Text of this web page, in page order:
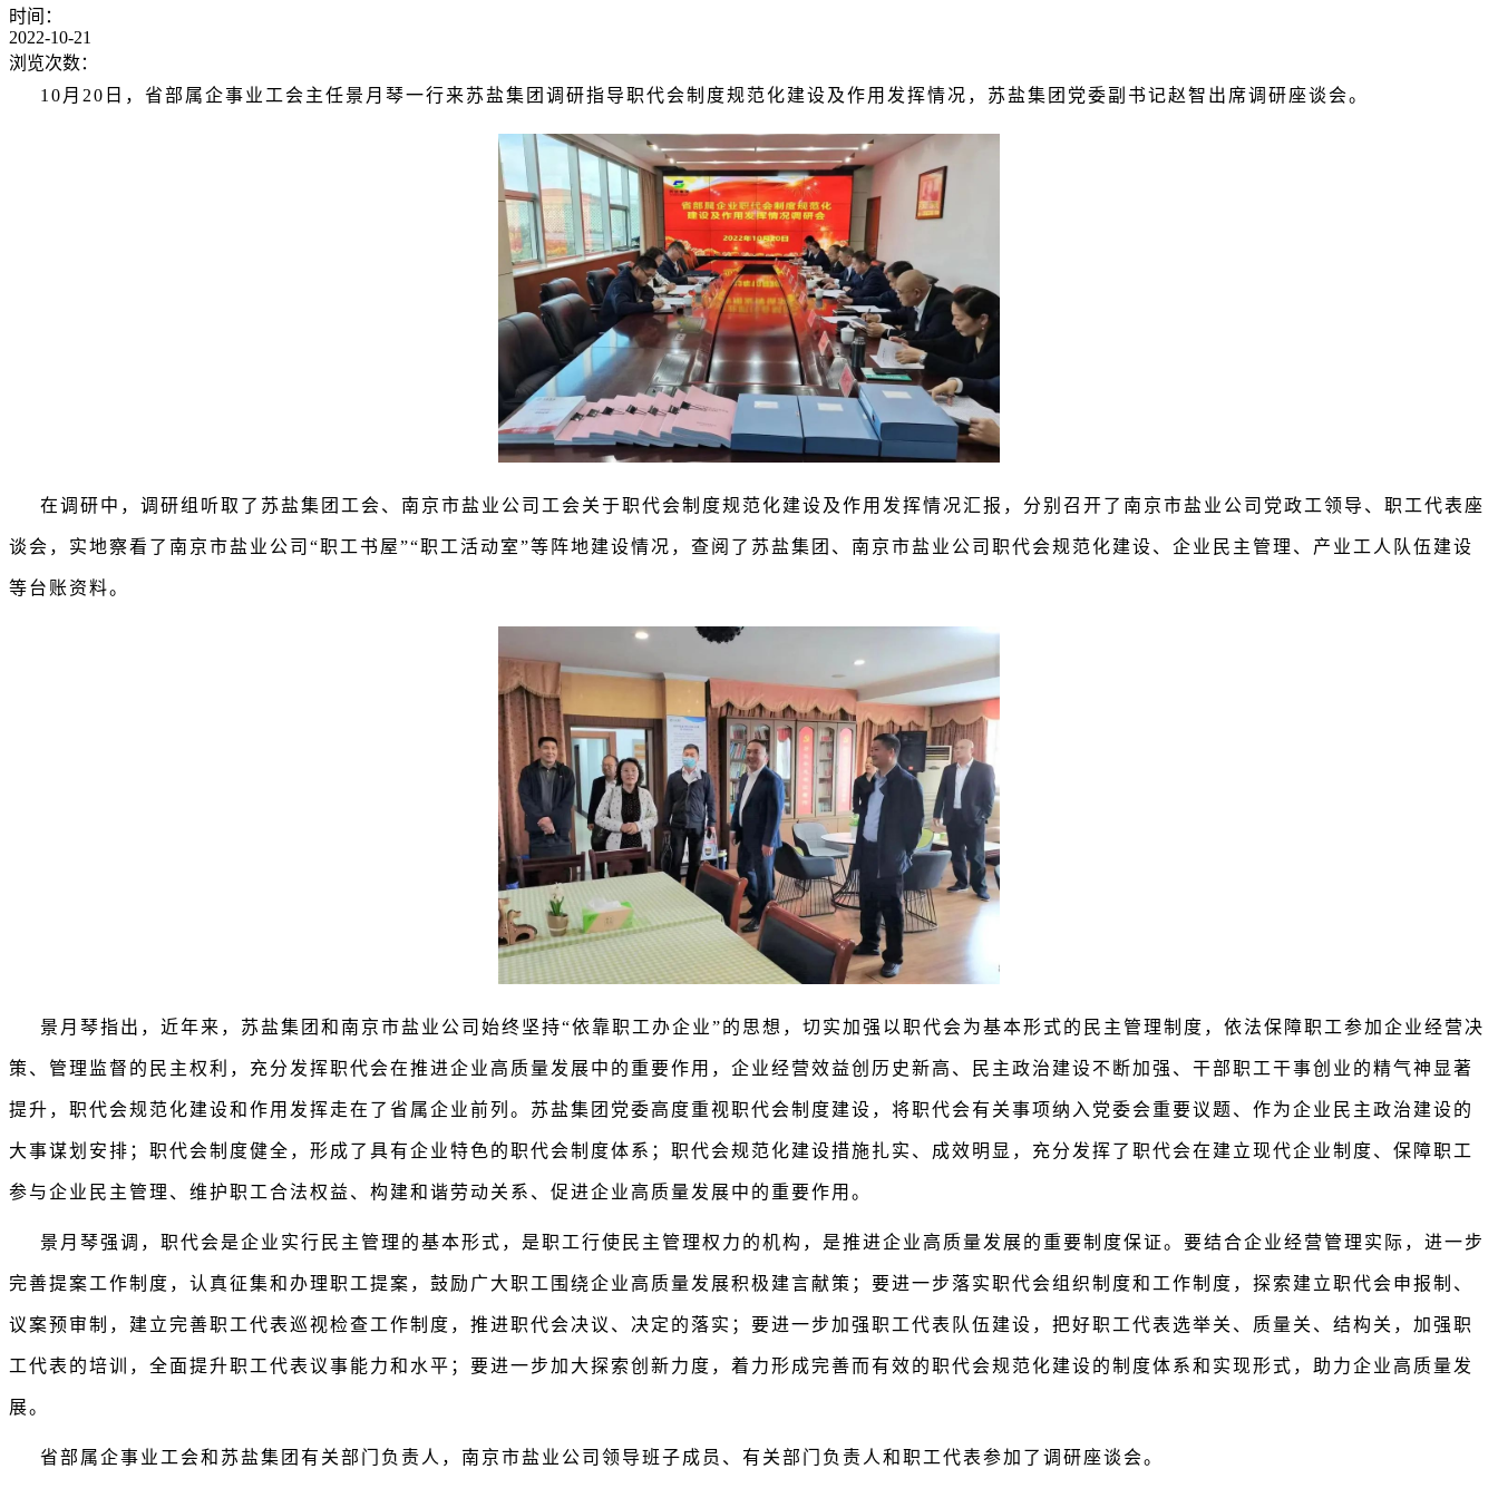
时间：
2022-10-21
浏览次数：
10月20日，省部属企事业工会主任景月琴一行来苏盐集团调研指导职代会制度规范化建设及作用发挥情况，苏盐集团党委副书记赵智出席调研座谈会。
在调研中，调研组听取了苏盐集团工会、南京市盐业公司工会关于职代会制度规范化建设及作用发挥情况汇报，分别召开了南京市盐业公司党政工领导、职工代表座
谈会，实地察看了南京市盐业公司 “职工书屋”“职工活动室”等阵地建设情况，查阅了苏盐集团、南京市盐业公司职代会规范化建设、企业民主管理、产业工人队伍建设
等台账资料。
景月琴指出，近年来，苏盐集团和南京市盐业公司始终坚持“依靠职工办企业”的思想，切实加强以职代会为基本形式的民主管理制度，依法保障职工参加企业经营决
策、管理监督的民主权利，充分发挥职代会在推进企业高质量发展中的重要作用，企业经营效益创历史新高、民主政治建设不断加强、干部职工干事创业的精气神显著
提升，职代会规范化建设和作用发挥走在了省属企业前列。苏盐集团党委高度重视职代会制度建设，将职代会有关事项纳入党委会重要议题、作为企业民主政治建设的
大事谋划安排；职代会制度健全，形成了具有企业特色的职代会制度体系；职代会规范化建设措施扎实、成效明显，充分发挥了职代会在建立现代企业制度、保障职工
参与企业民主管理、维护职工合法权益、构建和谐劳动关系、促进企业高质量发展中的重要作用。
景月琴强调，职代会是企业实行民主管理的基本形式，是职工行使民主管理权力的机构，是推进企业高质量发展的重要制度保证。要结合企业经营管理实际，进一步
完善提案工作制度，认真征集和办理职工提案，鼓励广大职工围绕企业高质量发展积极建言献策；要进一步落实职代会组织制度和工作制度，探索建立职代会申报制、
议案预审制，建立完善职工代表巡视检查工作制度，推进职代会决议、决定的落实；要进一步加强职工代表队伍建设，把好职工代表选举关、质量关、结构关，加强职
工代表的培训，全面提升职工代表议事能力和水平；要进一步加大探索创新力度，着力形成完善而有效的职代会规范化建设的制度体系和实现形式，助力企业高质量发
展。
省部属企事业工会和苏盐集团有关部门负责人，南京市盐业公司领导班子成员、有关部门负责人和职工代表参加了调研座谈会。